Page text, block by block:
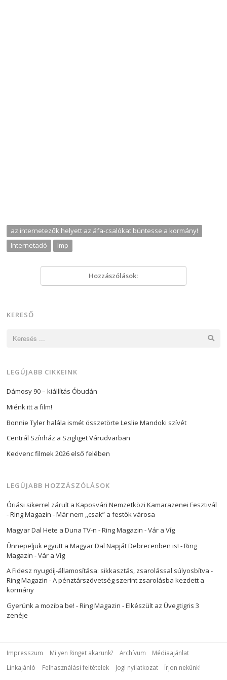
az internetezők helyett az áfa-csalókat büntesse a kormány!
Internetadó
lmp
Hozzászólások:
KERESŐ
Keresés:
LEGÚJABB CIKKEINK
Dámosy 90 – kiállítás Óbudán
Miénk itt a film!
Bonnie Tyler halála ismét összetörte Leslie Mandoki szívét
Centrál Színház a Szigliget Várudvarban
Kedvenc filmek 2026 első felében
LEGÚJABB HOZZÁSZÓLÁSOK
Óriási sikerrel zárult a Kaposvári Nemzetközi Kamarazenei Fesztivál
- Ring Magazin -Már nem ,,csak” a festők városa
Magyar Dal Hete a Duna TV-n - Ring Magazin -Vár a Víg
Ünnepeljük együtt a Magyar Dal Napját Debrecenben is! - Ring
Magazin -Vár a Víg
A Fidesz nyugdíj-államosítása: sikkasztás, zsarolással súlyosbítva -
Ring Magazin -A pénztárszövetség szerint zsarolásba kezdett a
kormány
Gyerünk a moziba be! - Ring Magazin -Elkészült az Üvegtigris 3
zenéje
Impresszum Milyen Ringet akarunk? Archívum
Médiaajánlat
Linkajánló
Felhasználási feltételek Jogi nyilatkozat Írjon nekünk!